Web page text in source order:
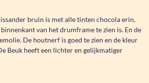
bruin is met alle tinten chocola erin,
van het drumframe te zien is. En de
De houtnerf is goed te zien en de kleur
Beuk heeft een lichter en gelijkmatiger